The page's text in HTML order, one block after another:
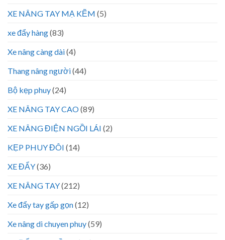
XE NÂNG TAY MẠ KẼM (5)
xe đẩy hàng(83)
Xe nâng càng dài(4)
Thang nâng người(44)
Bộ kẹp phuy(24)
XE NÂNG TAY CAO(89)
XE NÂNG ĐIỆN NGỒI LÁI (2)
KẸP PHUY ĐÔI (14)
XE ĐẨY(36)
XE NÂNG TAY(212)
Xe đẩy tay gấp gọn(12)
Xe nâng di chuyen phuy(59)